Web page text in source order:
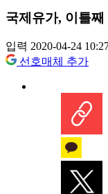
국제유가, 이틀
입력 2020-04-24
선호매체 추가